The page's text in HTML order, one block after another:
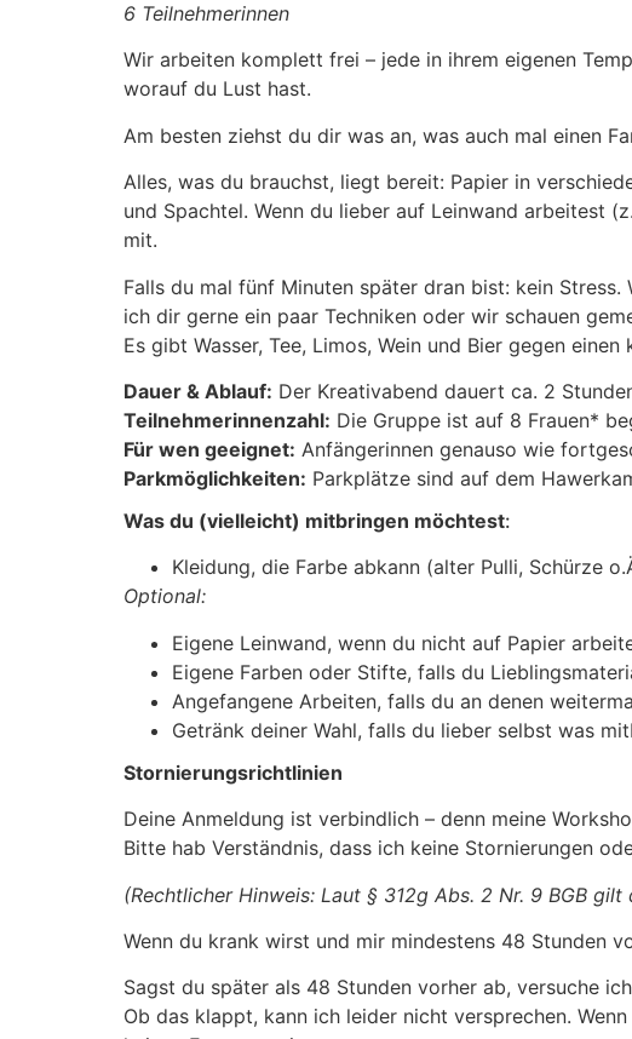
6 Teilnehmerinnen
Wir arbeiten komplett frei – jede in ihrem eigenen
worauf du Lust hast.
Am besten ziehst du dir was an, was auch mal einen
Alles, was du brauchst, liegt bereit: Papier in
und Spachtel. Wenn du lieber auf Leinwand arbeitest
mit.
Falls du mal fünf Minuten später dran bist: kein
ich dir gerne ein paar Techniken oder wir schauen
Es gibt Wasser, Tee, Limos, Wein und Bier gegen
Dauer & Ablauf: Der Kreativabend dauert ca. 2
Teilnehmerinnenzahl: Die Gruppe ist auf 8 Frauen*
Für wen geeignet: Anfängerinnen genauso wie
Parkmöglichkeiten: Parkplätze sind auf dem
Was du (vielleicht) mitbringen möchtest:
Kleidung, die Farbe abkann (alter Pulli, Schürze
Optional:
Eigene Leinwand, wenn du nicht auf Papier
Eigene Farben oder Stifte, falls du
Angefangene Arbeiten, falls du an denen
Getränk deiner Wahl, falls du lieber selbst was
Stornierungsrichtlinien
Deine Anmeldung ist verbindlich – denn meine
Bitte hab Verständnis, dass ich keine Stornierungen
(Rechtlicher Hinweis: Laut § 312g Abs. 2 Nr. 9 BGB
Wenn du krank wirst und mir mindestens 48 Stunden
Sagst du später als 48 Stunden vorher ab, versuche
Ob das klappt, kann ich leider nicht versprechen.